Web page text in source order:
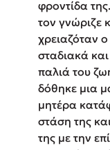
φροντίδα
τον γνώριζε
χρειαζόταν
σταδιακά
παλιά του
δόθηκε μια
μητέρα
στάση της
της με την